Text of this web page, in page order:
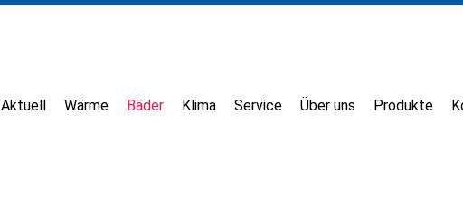
Aktuell Wärme Bäder Klima Service Über uns Produkte